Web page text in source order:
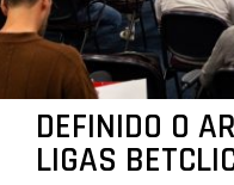
DEFINIDO O
LIGAS